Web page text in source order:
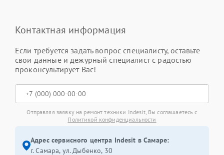
Контактная информация
Если требуется задать вопрос специалисту, оставьте
свои данные и дежурный специалист с радостью
проконсультирует Вас!
Отправляя заявку на ремонт техники Indesit, Вы соглашаетесь с
Политикой конфиденциальности
Адрес сервисного центра Indesit в Самаре:
г. Самара, ул. Дыбенко, 30